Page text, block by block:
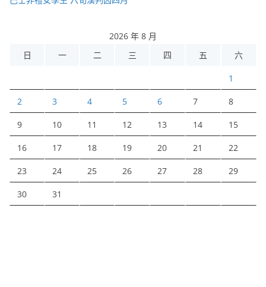
2026 年 8 月
日
一 二 三 四 五 六
1
2 3 4 5 6 7 8
9 10 11 12 13 14 15
16 17 18 19 20 21 22
23 24 25 26 27 28 29
30 31